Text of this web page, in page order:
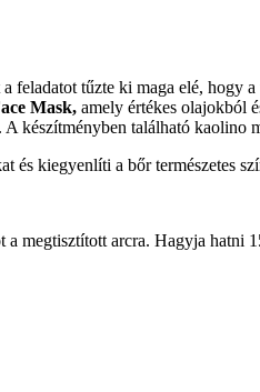
a feladatot tűzte ki maga elé, hogy
Mask, amely értékes olajokból
A készítményben található
és kiegyenlíti a bőr természetes
a megtisztított arcra. Hagyja